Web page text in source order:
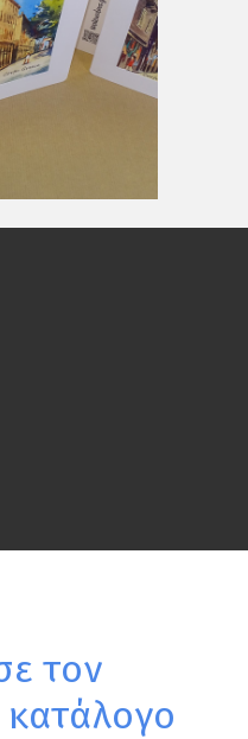
τον
κατάλογο